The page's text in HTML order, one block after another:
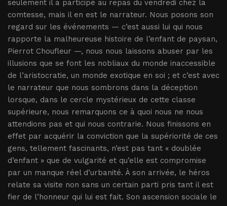
seulement il a participé au repas du vendredi chez la
comtesse, mais il en est le narrateur. Nous posons son
regard sur les événements — c’est aussi lui qui nous
rapporte la malheureuse histoire de l’enfant de paysan,
Pierrot Choufleur —, nous nous laissons abuser par les
illusions que se font les nobliaux du monde inaccessible
de l’aristocratie, un monde exotique en soi ; et c’est avec
le narrateur que nous sombrons dans la déception
lorsque, dans le cercle mystérieux de cette classe
supérieure, nous remarquons ce à quoi nous ne nous
attendions pas et qui nous contrarie. Nous finissons en
effet par acquérir la conviction que la supériorité de ces
gens, tellement fascinants, n’est pas tant « doublée
d’enfant » que de vulgarité et qu’elle est compromise
par un manque réel d’urbanité. À son arrivée, le héros
relate sa visite non sans un certain parti pris tant il est
fier de l’honneur qui lui est fait. Son ascension sociale le